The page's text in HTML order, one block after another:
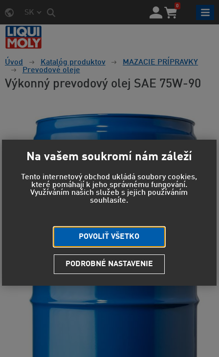
SK
0
Úvod Katalóg produktov
MAZACIE PRÍPRAVKY
Prevodové oleje
Výkonný prevodový olej SAE 75W-90
Na vašem soukromí nám záleží
Tento internetový obchod ukládá soubory cookies,
které pomáhají k jeho správnému fungování.
Využíváním našich služeb s jejich používáním
souhlasíte.
POVOLIŤ VŠETKO
PODROBNÉ NASTAVENIE